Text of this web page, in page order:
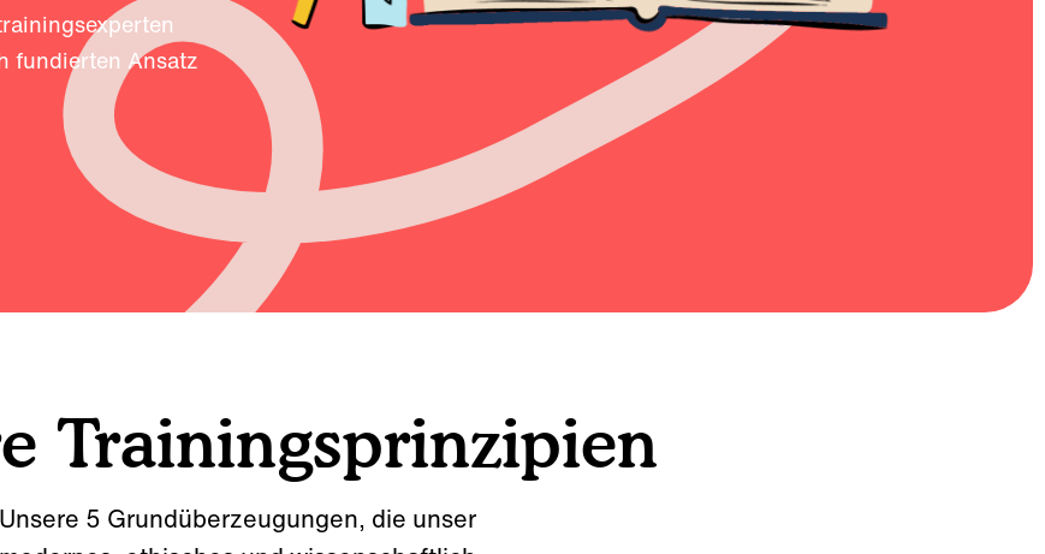
fundierten Ansatz
Trainingsprinzipien
Unsere 5 Grundüberzeugungen, die unser